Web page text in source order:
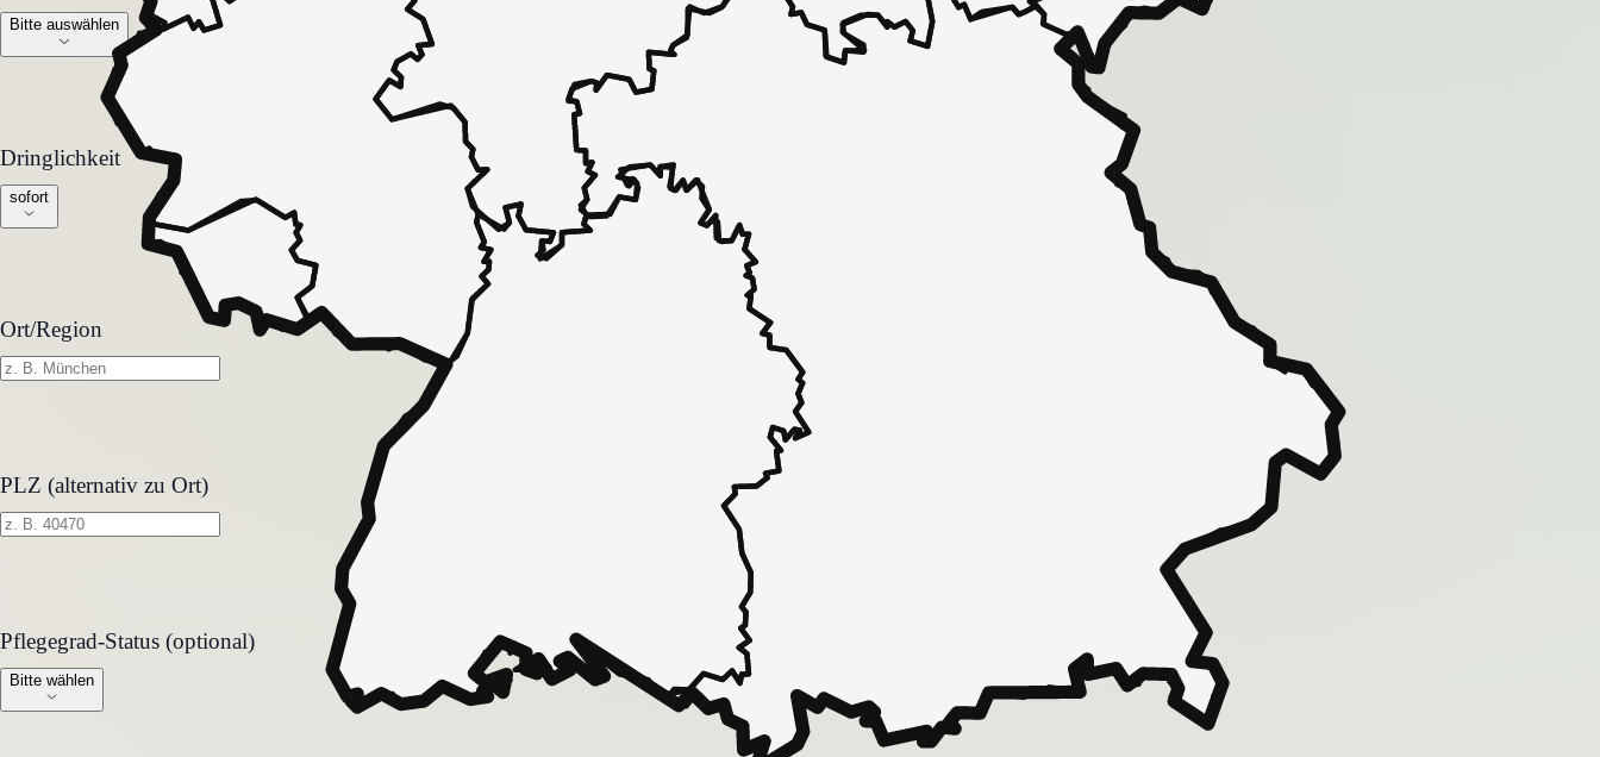
Bitte auswählen
Dringlichkeit
Dringlichkeit
sofort
Ort/Region
PLZ (alternativ zu Ort)
Pflegegrad-Status (optional)
Pflegegrad-Status (optional)
Bitte wählen